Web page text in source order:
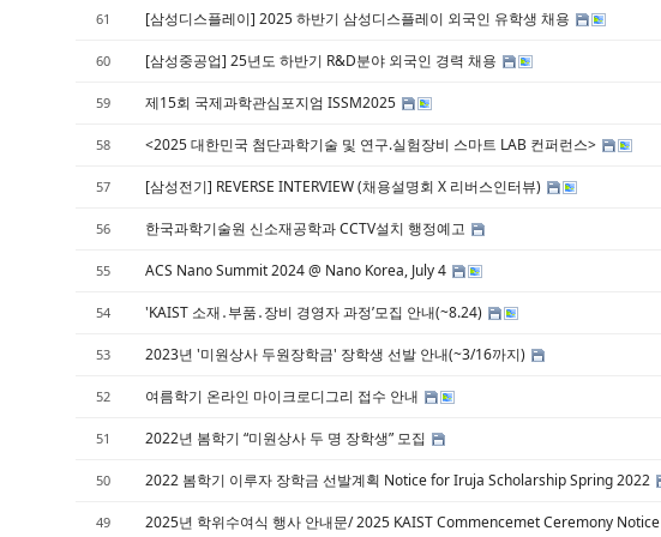
61 [삼성디스플레이] 2025 하반기 삼성디스플레이 외국인 유학생 채용
60 [삼성중공업] 25년도 하반기 R&D분야 외국인 경력 채용
59 제15회 국제과학관심포지엄 ISSM2025
58 <2025 대한민국 첨단과학기술 및 연구.실험장비 스마트 LAB 컨퍼런스>
57 [삼성전기] REVERSE INTERVIEW (채용설명회 X 리버스인터뷰)
56 한국과학기술원 신소재공학과 CCTV설치 행정예고
55 ACS Nano Summit 2024 @ Nano Korea, July 4
54 'KAIST 소재․부품․장비 경영자 과정’모집 안내(~8.24)
53 2023년 '미원상사 두원장학금' 장학생 선발 안내(~3/16까지)
52 여름학기 온라인 마이크로디그리 접수 안내
51 2022년 봄학기 “미원상사 두 명 장학생” 모집
50 2022 봄학기 이루자 장학금 선발계획 Notice for Iruja Scholarship Spring 2022
49 2025년 학위수여식 행사 안내문/ 2025 KAIST Commencemet Ceremony Notice